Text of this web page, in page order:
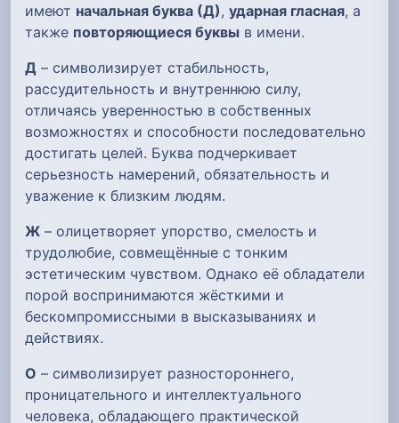
имеют начальная буква (Д), ударная гласная, а
также повторяющиеся буквы в имени.
Д – символизирует стабильность,
рассудительность и внутреннюю силу,
отличаясь уверенностью в собственных
возможностях и способности последовательно
достигать целей. Буква подчеркивает
серьезность намерений, обязательность и
уважение к близким людям.
Ж – олицетворяет упорство, смелость и
трудолюбие, совмещённые с тонким
эстетическим чувством. Однако её обладатели
порой воспринимаются жёсткими и
бескомпромиссными в высказываниях и
действиях.
О – символизирует разностороннего,
проницательного и интеллектуального
человека, обладающего практической